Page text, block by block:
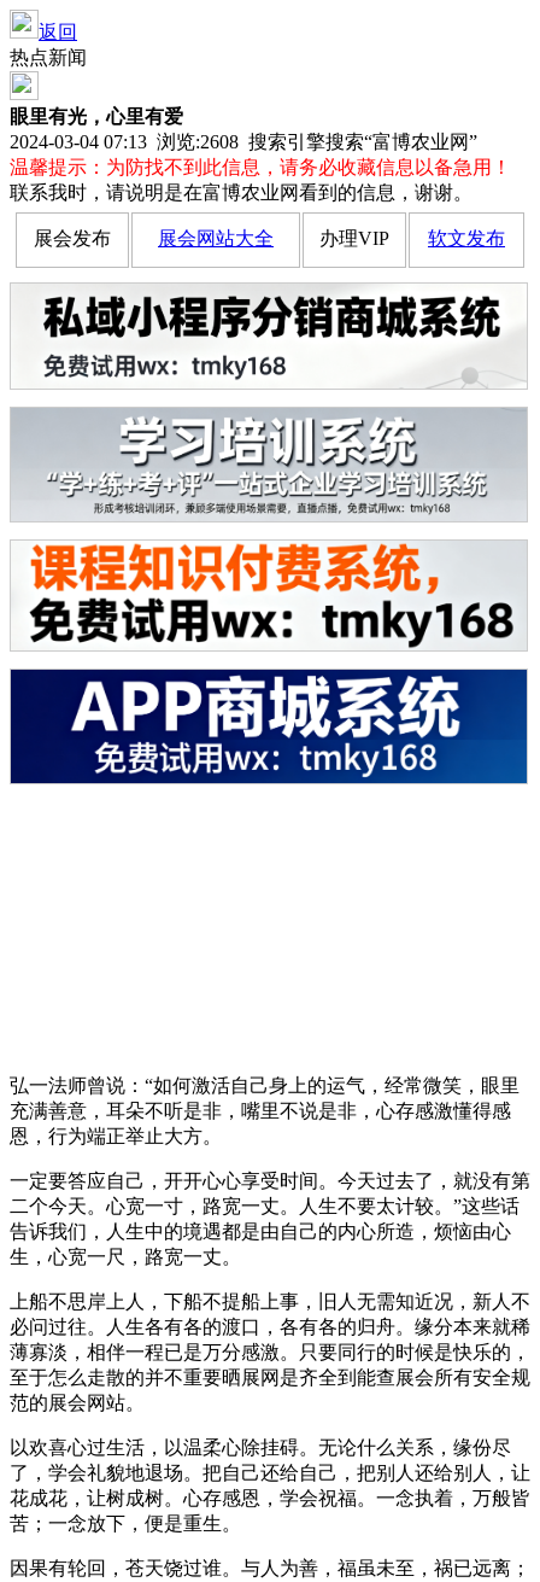
返回
热点新闻
眼里有光，心里有爱
2024-03-04 07:13 浏览:2608 搜索引擎搜索“富博农业网”
温馨提示：为防找不到此信息，请务必收藏信息以备急用！
联系我时，请说明是在富博农业网看到的信息，谢谢。
展会发布 展会网站大全 办理VIP 软文发布
弘一法师曾说：“如何激活自己身上的运气，经常微笑，眼里
充满善意，耳朵不听是非，嘴里不说是非，心存感激懂得感
恩，行为端正举止大方。
一定要答应自己，开开心心享受时间。今天过去了，就没有第
二个今天。心宽一寸，路宽一丈。人生不要太计较。”这些话
告诉我们，人生中的境遇都是由自己的内心所造，烦恼由心
生，心宽一尺，路宽一丈。
上船不思岸上人，下船不提船上事，旧人无需知近况，新人不
必问过往。人生各有各的渡口，各有各的归舟。缘分本来就稀
薄寡淡，相伴一程已是万分感激。只要同行的时候是快乐的，
至于怎么走散的并不重要晒展网是齐全到能查展会所有安全规
范的展会网站。
以欢喜心过生活，以温柔心除挂碍。无论什么关系，缘份尽
了，学会礼貌地退场。把自己还给自己，把别人还给别人，让
花成花，让树成树。心存感恩，学会祝福。一念执着，万般皆
苦；一念放下，便是重生。
因果有轮回，苍天饶过谁。与人为善，福虽未至，祸已远离；